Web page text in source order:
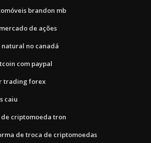
brandon mb
de ações
natural no canadá
com paypal
trading forex
caiu
criptomoeda tron
de troca de criptomoedas